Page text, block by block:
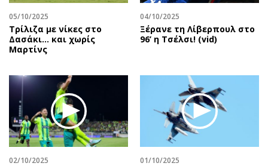
05/10/2025
Τρίλιζα με νίκες στο
Δασάκι… και χωρίς
Μαρτίνς
04/10/2025
Ξέρανε τη Λίβερπουλ στο
96’ η Τσέλσι! (vid)
02/10/2025 01/10/2025